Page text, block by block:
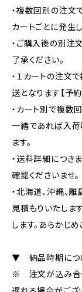
・複数回別の注文
カートごとに発生し
・ご購入後の別注
了承ください。
・１カートの注文
送となります【予
・カート別で複数
一緒であれば入荷
ます。
・送料詳細につき
確認くださいませ。
・北海道、沖縄、
見積もりいたしま
します。あらかじ
▼ 納品時期につ
※ 注文が込み合